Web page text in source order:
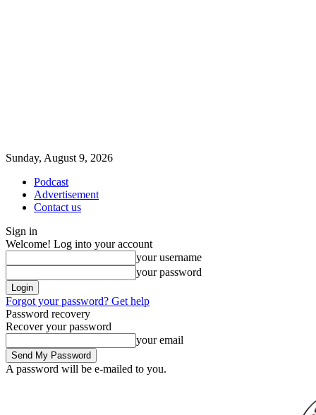
Sunday, August 9, 2026
Podcast
Advertisement
Contact us
Sign in
Welcome! Log into your account
your username
your password
Forgot your password? Get help
Password recovery
Recover your password
your email
A password will be e-mailed to you.